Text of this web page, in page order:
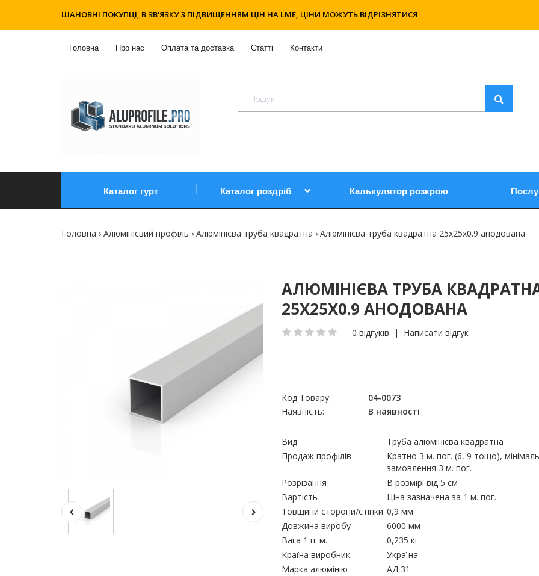
ШАНОВНІ ПОКУПЦІ, В ЗВ'ЯЗКУ З ПІДВИЩЕННЯМ ЦІН НА LME, ЦІНИ МОЖУТЬ ВІДРІЗНЯТИСЯ
Головна Про нас Оплата та доставка Статті Контакти
Каталог гурт Каталог роздріб Калькулятор розкрою
Головна Алюмінієвий профіль Алюмінієва труба квадратна Алюмінієва труба квадратна 25х25х0.9 анодована
АЛЮМІНІЄВА ТРУБА
25Х25Х0.9 АНОДОВАНА
0 відгуків | Написати відгук
Код Товару:
04-0073
Наявність:
В наявності
Вид
Труба алюмінієва квадратна
Продаж профілів
Кратно 3 м. пог. (6, 9 тощо),
замовлення 3 м. пог.
Розрізання
В розмірі від 5 см
Вартість
Ціна зазначена за 1 м. пог.
Товщини сторони/стінки 0,9 мм
Довжина виробу
6000 мм
Вага 1 п. м.
0,235 кг
Країна виробник
Україна
Марка алюмінію
АД 31